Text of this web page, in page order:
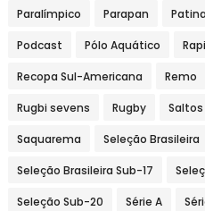
Paralímpico Parapan
Podcast Pólo Aquático
Recopa Sul-Americana Remo
Rugbi sevens Rugby
Saquarema Seleção Brasileira
Seleção Brasileira Sub-17
Seleção Sub-20 Série A